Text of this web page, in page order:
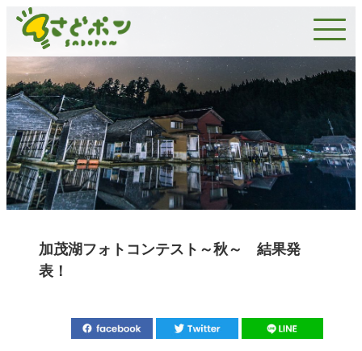
加茂湖フォトコンテスト～秋～ 結果発
表！